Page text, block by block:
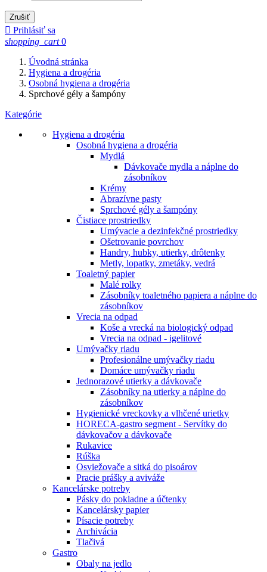
Zrušiť
 Prihlásiť sa
shopping_cart 0
Úvodná stránka
Hygiena a drogéria
Osobná hygiena a drogéria
Sprchové gély a šampóny
Kategórie
Hygiena a drogéria
Osobná hygiena a drogéria
Mydlá
Dávkovače mydla a náplne do
zásobníkov
Krémy
Abrazívne pasty
Sprchové gély a šampóny
Čistiace prostriedky
Umývacie a dezinfekčné prostriedky
Ošetrovanie povrchov
Handry, hubky, utierky, drôtenky
Metly, lopatky, zmetáky, vedrá
Toaletný papier
Malé rolky
Zásobníky toaletného papiera a náplne do
zásobníkov
Vrecia na odpad
Koše a vrecká na biologický odpad
Vrecia na odpad - igelitové
Umývačky riadu
Profesionálne umývačky riadu
Domáce umývačky riadu
Jednorazové utierky a dávkovače
Zásobníky na utierky a náplne do
zásobníkov
Hygienické vreckovky a vlhčené urietky
HORECA-gastro segment - Servítky do
dávkovačov a dávkovače
Rukavice
Rúška
Osviežovače a sitká do pisoárov
Pracie prášky a aviváže
Kancelárske potreby
Pásky do pokladne a účtenky
Kancelársky papier
Písacie potreby
Archivácia
Tlačivá
Gastro
Obaly na jedlo